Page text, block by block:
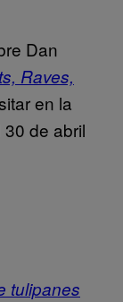
Dan
Raves,
en la
de abril
tulipanes